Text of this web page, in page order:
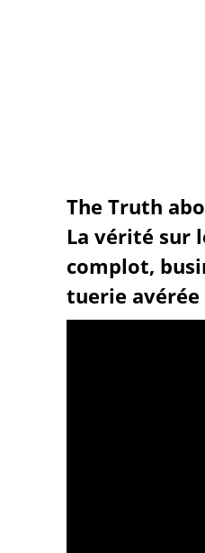
The Truth
La vérité sur
complot,
tuerie avérée